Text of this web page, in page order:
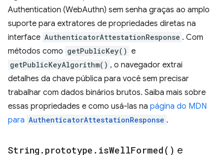
Authentication (WebAuthn) sem senha graças ao amplo
suporte para extratores de propriedades diretas na
interface AuthenticatorAttestationResponse . Com
métodos como getPublicKey() e
getPublicKeyAlgorithm() , o navegador extrai
detalhes da chave pública para você sem precisar
trabalhar com dados binários brutos. Saiba mais sobre
essas propriedades e como usá-las na página do MDN
para AuthenticatorAttestationResponse .
String . prototype . isWellFormed( ) e